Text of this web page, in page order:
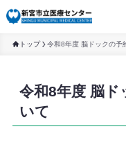
トップ 令和8年度 脳ドックの予
令和8年度 脳ド
いて